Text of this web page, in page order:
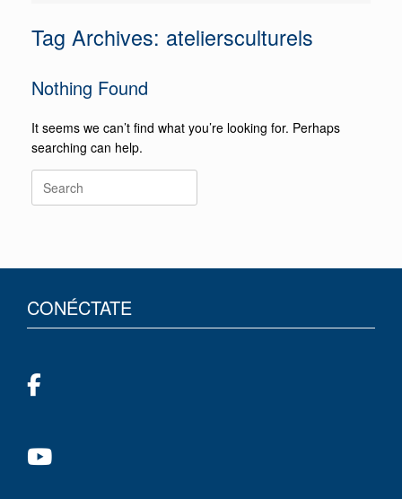
Tag Archives: ateliersculturels
Nothing Found
It seems we can’t find what you’re looking for. Perhaps
searching can help.
CONÉCTATE